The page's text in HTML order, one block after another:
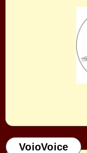
VoioVoice